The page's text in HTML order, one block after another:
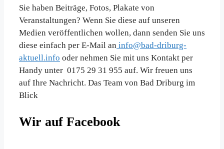
Sie haben Beiträge, Fotos, Plakate von
Veranstaltungen? Wenn Sie diese auf unseren
Medien veröffentlichen wollen, dann senden Sie uns
diese einfach per E-Mail an info@bad-driburg-
aktuell.info oder nehmen Sie mit uns Kontakt per
Handy unter 0175 29 31 955 auf. Wir freuen uns
auf Ihre Nachricht. Das Team von Bad Driburg im
Blick
Wir auf Facebook